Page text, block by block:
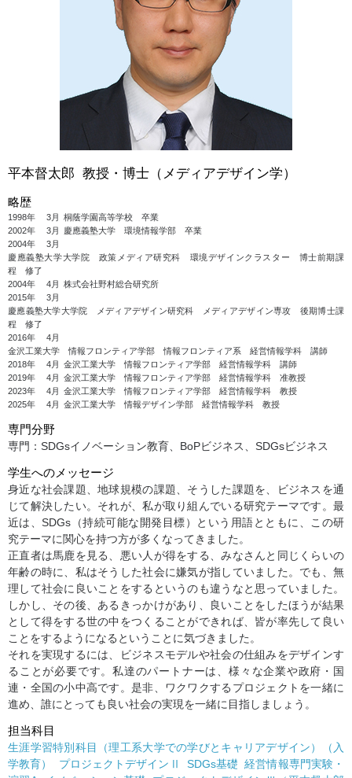
平本督太郎 教授・博士（メディアデザイン学）
略歴
1998年 3月
桐蔭学園高等学校 卒業
2002年
3月
慶應義塾大学 環境情報学部 卒業
2004年
3月
慶應義塾大学大学院 政策メディア研究科 環境デザインクラスター 博士前期課
程 修了
2004年
4月
株式会社野村総合研究所
2015年
3月
慶應義塾大学大学院 メディアデザイン研究科 メディアデザイン専攻 後期博士課
程 修了
2016年
4月
金沢工業大学 情報フロンティア学部 情報フロンティア系 経営情報学科 講師
2018年
4月
金沢工業大学 情報フロンティア学部 経営情報学科 講師
2019年
4月
金沢工業大学 情報フロンティア学部 経営情報学科 准教授
2023年
4月
金沢工業大学 情報フロンティア学部 経営情報学科 教授
2025年
4月 金沢工業大学 情報デザイン学部 経営情報学科 教授
専門分野
専門：SDGsイノベーション教育、BoPビジネス、SDGsビジネス
学生へのメッセージ
身近な社会課題、地球規模の課題、そうした課題を、ビジネスを通
じて解決したい。それが、私が取り組んでいる研究テーマです。最
近は、SDGs（持続可能な開発目標）という用語とともに、この研
究テーマに関心を持つ方が多くなってきました。
正直者は馬鹿を見る、悪い人が得をする、みなさんと同じくらいの
年齢の時に、私はそうした社会に嫌気が指していました。でも、無
理して社会に良いことをするというのも違うなと思っていました。
しかし、その後、あるきっかけがあり、良いことをしたほうが結果
として得をする世の中をつくることができれば、皆が率先して良い
ことをするようになるということに気づきました。
それを実現するには、ビジネスモデルや社会の仕組みをデザインす
ることが必要です。私達のパートナーは、様々な企業や政府・国
連・全国の小中高です。是非、ワクワクするプロジェクトを一緒に
進め、誰にとっても良い社会の実現を一緒に目指しましょう。
担当科目
生涯学習特別科目（理工系大学での学びとキャリアデザイン）（入
学教育）
プロジェクトデザインⅡ SDGs基礎 経営情報専門実験・